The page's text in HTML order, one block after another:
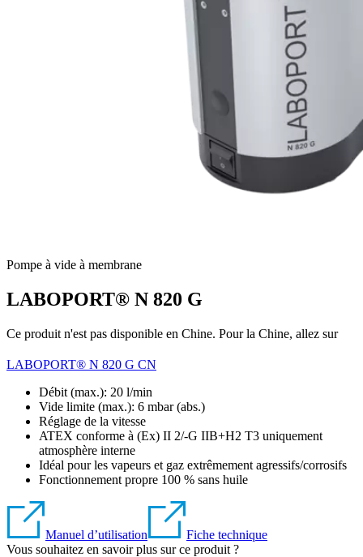
Pompe à vide à membrane
LABOPORT® N 820 G
Ce produit n'est pas disponible en Chine. Pour la Chine, allez sur
LABOPORT® N 820 G CN
Débit (max.): 20 l/min
Vide limite (max.): 6 mbar (abs.)
Réglage de la vitesse
ATEX conforme à (Ex) II 2/-G IIB+H2 T3 uniquement
atmosphère interne
Idéal pour les vapeurs et gaz extrêmement agressifs/corrosifs
Fonctionnement propre 100 % sans huile
Manuel d’utilisation
Fiche technique
Vous souhaitez en savoir plus sur ce produit ?